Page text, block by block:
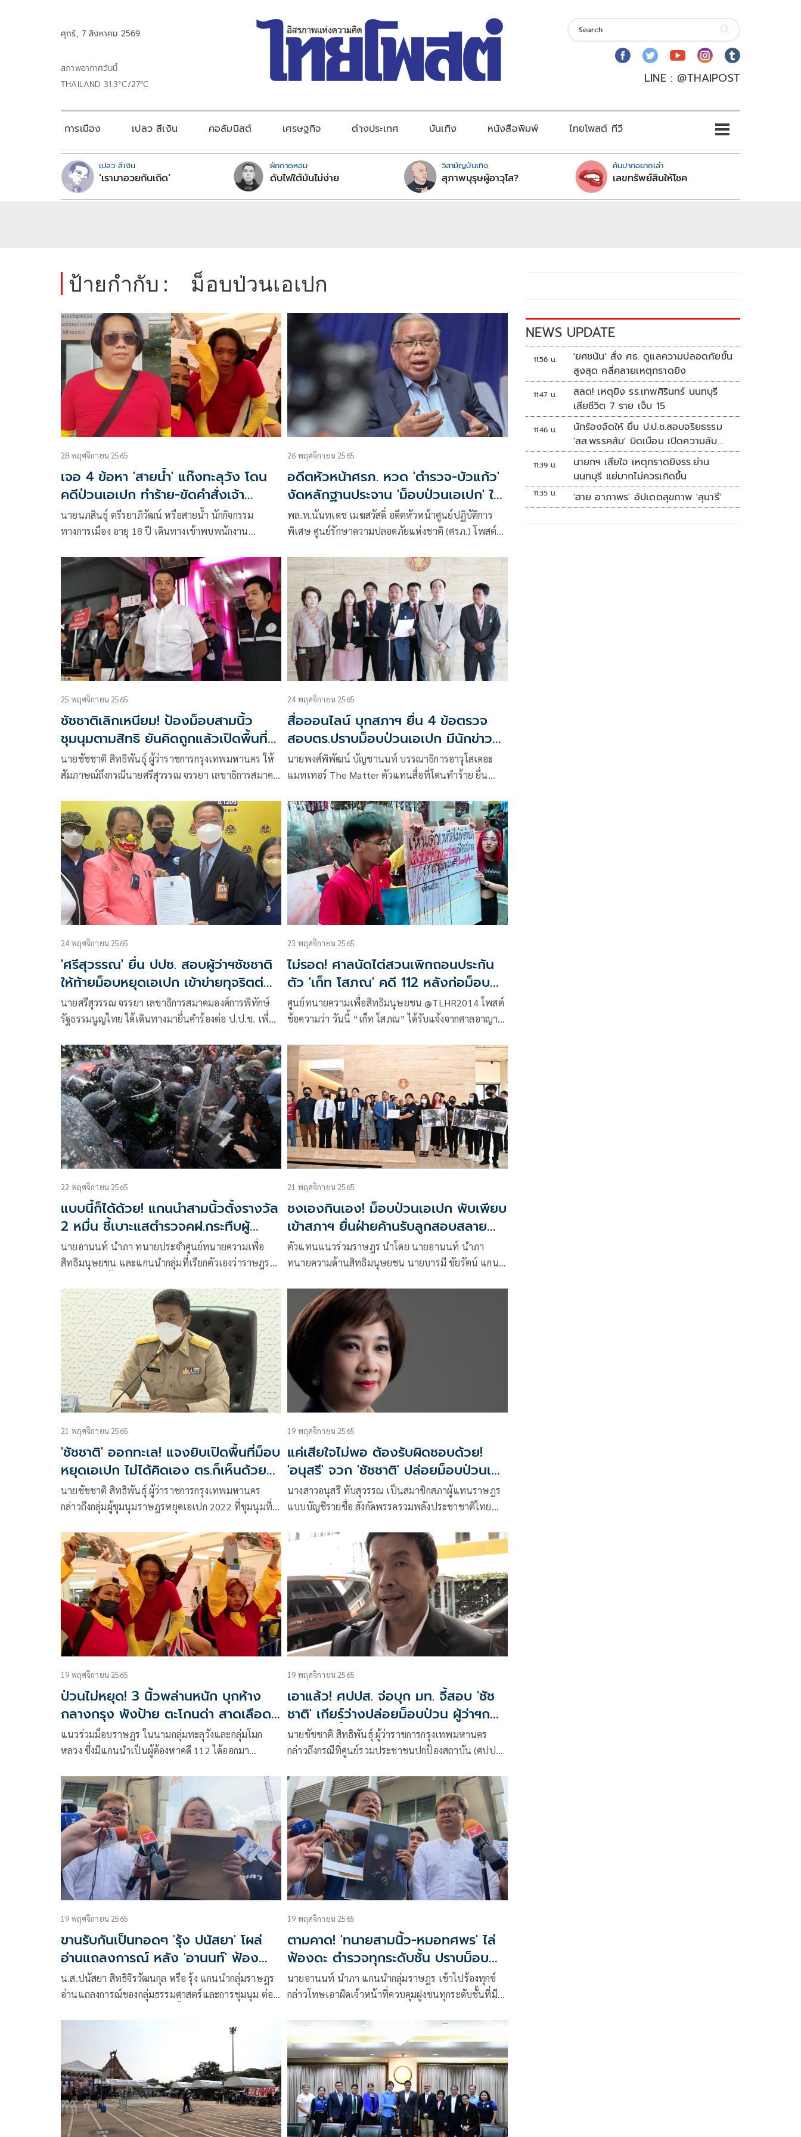
ศุกร์, 7 สิงหาคม 2569
สภาพอากาศวันนี้
THAILAND 31.3°C/27°C
LINE : @THAIPOST
การเมือง เปลว สีเงิน คอลัมนิสต์ เศรษฐกิจ ต่างประเทศ บันเทิง หนังสือพิมพ์ ไทยโพสต์ ทีวี
เปลว สีเงิน
‘เรามาอวยกันเถิด’
ผักกาดหอม
ดับไฟใต้มันไม่ง่าย
วิสามัญบันเทิง
สุภาพบุรุษผู้อาวุโส?
คันปากอยากเล่า
เลขทรัพย์สินให้โชค
ป้ายกำกับ : ม็อบป่วนเอเปก
28 พฤศจิกายน 2565
เจอ 4 ข้อหา 'สายน้ำ' แก๊งทะลุวัง โดน
คดีป่วนเอเปก ทำร้าย-ขัดคำสั่งเจ้า
พนักงาน
นายนภสินธุ์ ตรีรยาภิวัฒน์ หรือสายน้ำ นักกิจกรรม
ทางการเมือง อายุ 18 ปี เดินทางเข้าพบพนักงาน
เรียกฯ
26 พฤศจิกายน 2565
อดีตหัวหน้าศรภ. หวด 'ตำรวจ-บัวแก้ว'
งัดหลักฐานประจาน 'ม็อบป่วนเอเปก' ให้
ต่างชาติดู
พล.ท.นันทเดช เมฆสวัสดิ์ อดีตหัวหน้าศูนย์ปฏิบัติการ
พิเศษ ศูนย์รักษาความปลอดภัยแห่งชาติ (ศรภ.) โพสต์
เดินสายทำหนังสือแจ้งเรื่องเท็จ ถึงสถาน
25 พฤศจิกายน 2565
ชัชชาติเลิกเหนียม! ป้องม็อบสามนิ้ว
ชุมนุมตามสิทธิ ยันคิดถูกแล้วเปิดพื้นที่ให้
ไม่กระทบเอเปก
นายชัชชาติ สิทธิพันธุ์ ผู้ว่าราชการกรุงเทพมหานคร ให้
สัมภาษณ์ถึงกรณีนายศรีสุวรรณ จรรยา เลขาธิการสมาคม
ขอให้ไต่สวนและวินิจฉัยว่า การที่ผู้ว่าฯกทม.ไม่ควบคุม
ดูแล หรือปล่อยปละละเลยให้ผู้ชุมนุมที่ขออนุญาต
24 พฤศจิกายน 2565
สื่อออนไลน์ บุกสภาฯ ยื่น 4 ข้อตรวจ
สอบตร.ปราบม็อบป่วนเอเปก มีนักข่าว
บาดเจ็บ
นายพงศ์พิพัฒน์ บัญชานนท์ บรรณาธิการอาวุโสเดอะ
แมทเทอร์ The Matter ตัวแทนสื่อที่โดนทำร้าย ยื่น
ก้าวไกล ในฐานะประธานคณะกรรมมาธิการ (กมธ.) การ
พัฒนาการเมือง การสื่อสารมวลชน และการมีส่วนร่วม
ของประชาชน
24 พฤศจิกายน 2565
'ศรีสุวรรณ' ยื่น ปปช. สอบผู้ว่าฯชัชชาติ
ให้ท้ายม็อบหยุดเอเปก เข้าข่ายทุจริตต่อ
หน้าที่
นายศรีสุวรรณ จรรยา เลขาธิการสมาคมองค์การพิทักษ์
รัฐธรรมนูญไทย ได้เดินทางมายื่นคำร้องต่อ ป.ป.ช. เพื่อ
ดูแล หรือปล่อยปละละเลยให้ผู้ชุมนุมที่ขออนุญาตจัดการ
ชุมนุมคัดค้าน
23 พฤศจิกายน 2565
ไม่รอด! ศาลนัดไต่สวนเพิกถอนประกัน
ตัว 'เก็ท โสภณ' คดี 112 หลังก่อม็อบ
ป่วนเมือง
ศูนย์ทนายความเพื่อสิทธิมนุษยชน @TLHR2014 โพสต์
ข้อความว่า วันนี้ “เก็ท โสภณ” ได้รับแจ้งจากศาลอาญา
วันที่ 15 ธ.ค. 2565 เวลา 10.00 น. ที่ศาลอาญา
22 พฤศจิกายน 2565
แบบนี้ก็ได้ด้วย! แกนนำสามนิ้วตั้งรางวัล
2 หมื่น ชี้เบาะแสตำรวจคฝ.กระทืบผู้
ชุมนุม
นายอานนท์ นำภา ทนายประจำศูนย์ทนายความเพื่อ
สิทธิมนุษยชน และแกนนำกลุ่มที่เรียกตัวเองว่าราษฎร
สำหรับการชี้เบาะแสเรื่องชื่อ ชั้นยศ ของตำรวจ คฝ.
21 พฤศจิกายน 2565
ชงเองกินเอง! ม็อบป่วนเอเปก พับเพียบ
เข้าสภาฯ ยื่นฝ่ายค้านรับลูกสอบสลาย
ชุมนุม
ตัวแทนแนวร่วมราษฎร นำโดย นายอานนท์ นำภา
ทนายความด้านสิทธิมนุษยชน นายบารมี ชัยรัตน์ แกน
กลุ่ม 24 มิถุนาประชาธิปไตย เข้ายื่นเรื่องร้องเรียนต่อ
คณะกรรมาธิการ(กมธ.) การพัฒนาการเมือง การสื่อสาร
มวลชน
21 พฤศจิกายน 2565
'ชัชชาติ' ออกทะเล! แจงยิบเปิดพื้นที่ม็อบ
หยุดเอเปก ไม่ได้คิดเอง ตร.ก็เห็นด้วย
ปัดพัลวันหนุนสามนิ้ว
นายชัชชาติ สิทธิพันธุ์ ผู้ว่าราชการกรุงเทพมหานคร
กล่าวถึงกลุ่มผู้ชุมนุมราษฎรหยุดเอเปก 2022 ที่ชุมนุมที่
เนื่อง
19 พฤศจิกายน 2565
แค่เสียใจไม่พอ ต้องรับผิดชอบด้วย!
'อนุสรี' จวก 'ชัชชาติ' ปล่อยม็อบป่วนเอ
เปก
นางสาวอนุสรี ทับสุวรรณ เป็นสมาชิกสภาผู้แทนราษฎร
แบบบัญชีรายชื่อ สังกัดพรรครวมพลังประชาชาติไทย
19 พฤศจิกายน 2565
ป่วนไม่หยุด! 3 นิ้วพล่านหนัก บุกห้าง
กลางกรุง พังป้าย ตะโกนด่า สาดเลือด
หมู
แนวร่วมม็อบราษฎร ในนามกลุ่มทะลุวังและกลุ่มโมก
หลวง​ ซึ่งมีแกนนำเป็นผู้ต้องหาคดี 112 ได้ออกมา
ควบคุมฝูงชนสกัดกั้นม็อบหยุดเอเปก จนมีผู้บาดเจ็บเมื่อ
วันที่ 18 พ.ย.65 โดยผู้ชุมนุมจำนวนหลักสิบได้สวมเสื้อสี
แดง​
19 พฤศจิกายน 2565
เอาแล้ว! ศปปส. จ่อบุก มท. จี้สอบ 'ชัช
ชาติ' เกียร์ว่างปล่อยม็อบป่วน ผู้ว่าฯก
ทม.ยังไปน้ำขุ่นๆ
นายชัชชาติ สิทธิพันธุ์ ผู้ว่าราชการกรุงเทพมหานคร
กล่าวถึงกรณีที่ศูนย์รวมประชาชนปกป้องสถาบัน (ศปปส.)
สอบผู้ว่าราชการกรุงเทพมหานครหลังเปิดพื้นที่ลานคน
เมืองให้มีการชุมนุมว่า เป็นเรื่องที่ดีที่จะมีการตรวจสอบ
กัน
19 พฤศจิกายน 2565
ขานรับกันเป็นทอดๆ 'รุ้ง ปนัสยา' โผล่
อ่านแถลงการณ์ หลัง 'อานนท์' ฟ้อง
ตำรวจปราบม็อบ
น.ส.ปนัสยา สิทธิจิรวัฒนกุล หรือ รุ้ง แกนนำกลุ่มราษฎร
อ่านแถลงการณ์ของกลุ่มธรรมศาสตร์และการชุมนุม ต่อ
เบื้องหลังรอยยิ้มทักทาย และภายใต้คำกล่าวสุนทรพจน์
19 พฤศจิกายน 2565
ตามคาด! 'ทนายสามนิ้ว-หมอทศพร' ไล่
ฟ้องดะ ตำรวจทุกระดับชั้น ปราบม็อบ
ป่วนเอเปก
นายอานนท์ นำภา แกนนำกลุ่มราษฎร เข้าไปร้องทุกข์
กล่าวโทษเอาผิดเจ้าหน้าที่ควบคุมฝูงชนทุกระดับชั้นที่มี
หยุดเอเปก บริเวณถนนดินสอ จนเป็นเหตุให้มีผู้ได้รับ
บาดเจ็บจำนวนมาก เมื่อวันที่ 18 พ.ย.ที่ผ่านมา
NEWS UPDATE
11:56 น.
'ยศชนัน' สั่ง ศธ. ดูแลความปลอดภัยขั้น
สูงสุด คลี่คลายเหตุกราดยิง
11:47 น.
สลด! เหตุยิง รร.เทพศิรินทร์ นนทบุรี
เสียชีวิต 7 ราย เจ็บ 15
11:46 น.
นักร้องจัดให้ ยื่น ป.ป.ช.สอบจริยธรรม
'สส.พรรคส้ม' บิดเบือน เปิดความลับ
'บังเกอร์ทหาร'
11:39 น.
นายกฯ เสียใจ เหตุกราดยิงรร.ย่าน
นนทบุรี แย่มากไม่ควรเกิดขึ้น
11:35 น. 'ฮาย อาภาพร' อัปเดตสุขภาพ 'สุนารี'